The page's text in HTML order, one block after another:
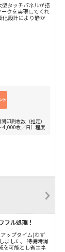
タッチパネルが搭
クを実現してくれ
化設計により静か
ト
間印刷枚数（推定）
4,000枚／日）程度
フル処理！
ップタイム(わず
ました。 待機時消
を可能とし省エネ